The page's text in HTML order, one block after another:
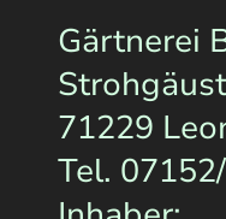
Gärtnerei
71229
Tel.